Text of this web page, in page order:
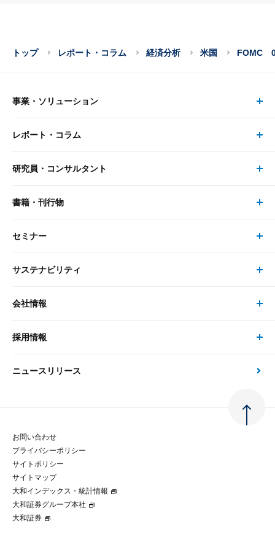
トップ レポート・コラム 経済分析 米国 FOMC
事業・ソリューション
事業・ソリューション トップ
リサーチ
大和総研の強み
先端テクノロジーに基づく新たな価値の創出
レポート・コラム
レポート・コラム トップ
最新のレポート・コラム
政策分析
金融経済教育等
コラム
研究員・コンサルタント
研究員・コンサルタント トップ
研究員
書籍・刊行物
書籍・刊行物 トップ
書籍
セミナー
セミナー トップ
現在受付中のセミナー・イベント
サステナビリティ
サステナビリティの取り組み
次世代社会への貢献
マルチステークホルダー方針
パートナーシップ構築宣言
会社情報
会社情報 トップ
会社概要・役員一覧
大和総研の歩み
グループ会社
採用情報
採用情報 トップ
経験者採用
ニュースリリース
お問い合わせ
プライバシーポリシー
サイトポリシー
サイトマップ
大和インデックス・統計情報
大和証券グループ本社
大和証券